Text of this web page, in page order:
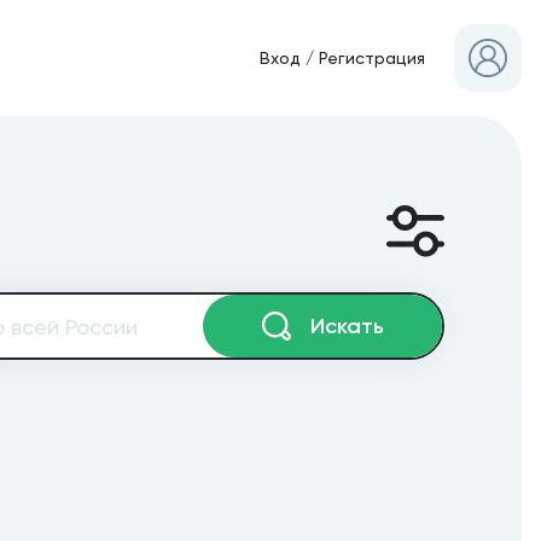
Вход /Регистрация
Искать